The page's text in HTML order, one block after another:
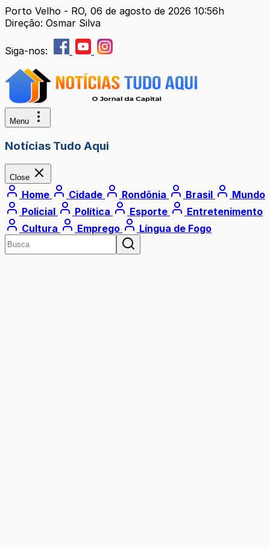
Porto Velho - RO, 06 de agosto de 2026 10:56h
Direção: Osmar Silva
Siga-nos:
Menu
Notícias Tudo Aqui
Close
Home Cidade Rondônia Brasil
Mundo
Policial
Política Esporte
Entretenimento
Cultura
Emprego Língua de Fogo